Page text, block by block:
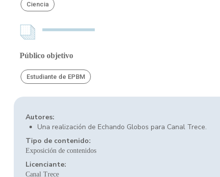
Ciencia
Público objetivo
Estudiante de EPBM
Autores:
Una realización de Echando Globos para Canal Trece.
Tipo de contenido:
Exposición de contenidos
Licenciante:
Canal Trece